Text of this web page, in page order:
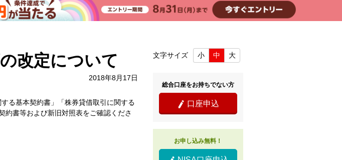
改定について
2018年8月17日
る基本契約書」「株券貸借取引に関する
約書等および新旧対照表をご確認くださ
文字サイズ 小 中 大
総合口座をお持ちでない方
 口座申込
お申し込み無料！